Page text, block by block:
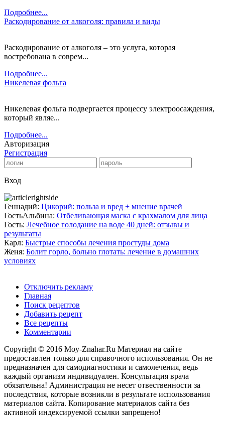
Подробнее...
Раскодирование от алкоголя: правила и виды
Раскодирование от алкоголя – это услуга, которая
востребована в соврем...
Подробнее...
Никелевая фольга
Никелевая фольга подвергается процессу электроосаждения,
который являе...
Подробнее...
Авторизация
Регистрация
Вход
Геннадий: Цикорий: польза и вред + мнение врачей
ГостьАльбина: Отбеливающая маска с крахмалом для лица
Гость: Лечебное голодание на воде 40 дней: отзывы и
результаты
Карл: Быстрые способы лечения простуды дома
Женя: Болит горло, больно глотать: лечение в домашних
условиях
Отключить рекламу
Главная
Поиск рецептов
Добавить рецепт
Все рецепты
Комментарии
Copyright © 2016 Moy-Znahar.Ru Материал на сайте
предоставлен только для справочного использования. Он не
предназначен для самодиагностики и самолечения, ведь
каждый организм индивидуален. Консультация врача
обязательна! Администрация не несет отвественности за
последствия, которые возникли в результате использования
материалов сайта. Копирование материалов сайта без
активной индексируемой ссылки запрещено!